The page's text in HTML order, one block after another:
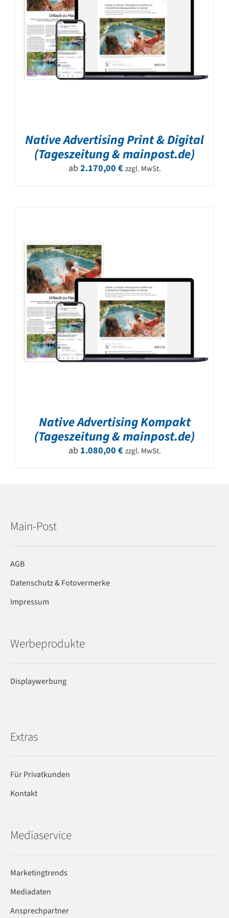
Native Advertising Print & Digital
(Tageszeitung & mainpost.de)
ab 2.170,00 € zzgl. MwSt.
Native Advertising Kompakt
(Tageszeitung & mainpost.de)
ab 1.080,00 € zzgl. MwSt.
Main-Post
AGB
Datenschutz & Fotovermerke
Impressum
Werbeprodukte
Displaywerbung
Extras
Für Privatkunden
Kontakt
Mediaservice
Marketingtrends
Mediadaten
Ansprechpartner